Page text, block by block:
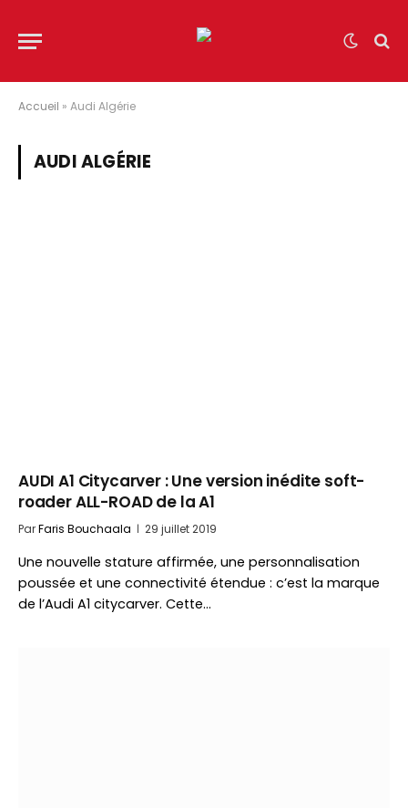
Accueil » Audi Algérie
AUDI ALGÉRIE
AUDI A1 Citycarver : Une version inédite soft-
roader ALL-ROAD de la A1
ParFaris Bouchaala 29 juillet 2019
Une nouvelle stature affirmée, une personnalisation
poussée et une connectivité étendue : c’est la marque
de l’Audi A1 citycarver. Cette…